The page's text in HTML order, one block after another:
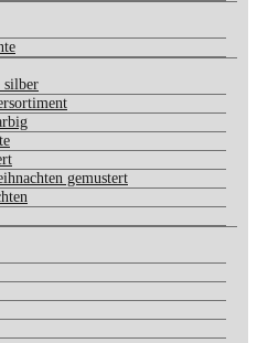
silber
gemustert